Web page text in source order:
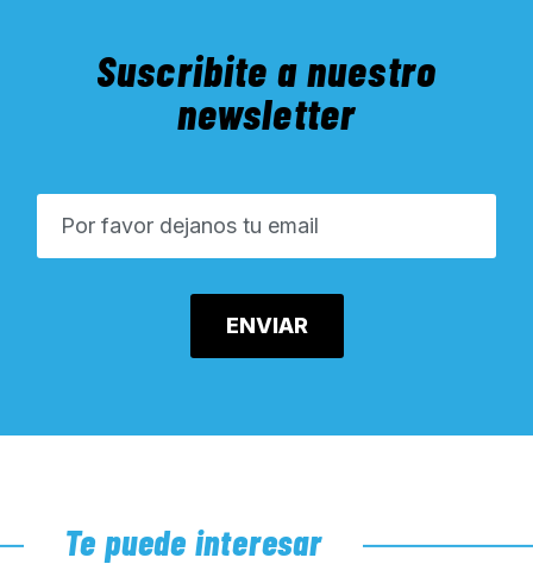
Suscribite a nuestro
newsletter
Te puede interesar